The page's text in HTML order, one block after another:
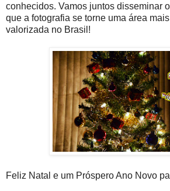
conhecidos. Vamos juntos disseminar
que a fotografia se torne uma área
valorizada no Brasil!
Feliz Natal e um Próspero Ano Novo